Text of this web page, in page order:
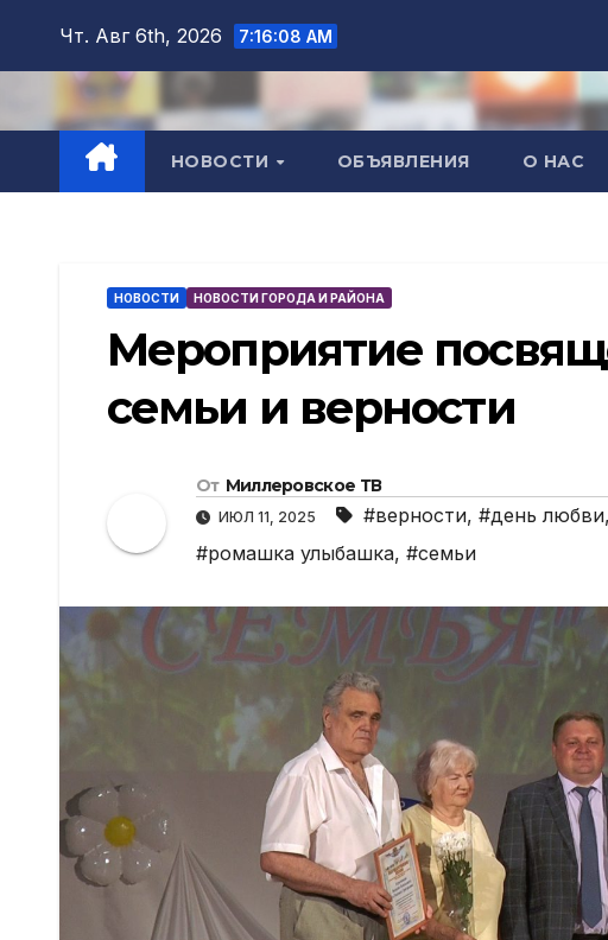
содержимому
Чт. Авг 6th, 2026 7:16:09 AM
НОВОСТИ ОБЪЯВЛЕНИЯ О НАС
НОВОСТИ НОВОСТИ ГОРОДА И РАЙОНА
Мероприятие
семьи и верности
От Миллеровское ТВ
ИЮЛ 11, 2025 #верности, #день любви,
#ромашка улыбашка, #семьи